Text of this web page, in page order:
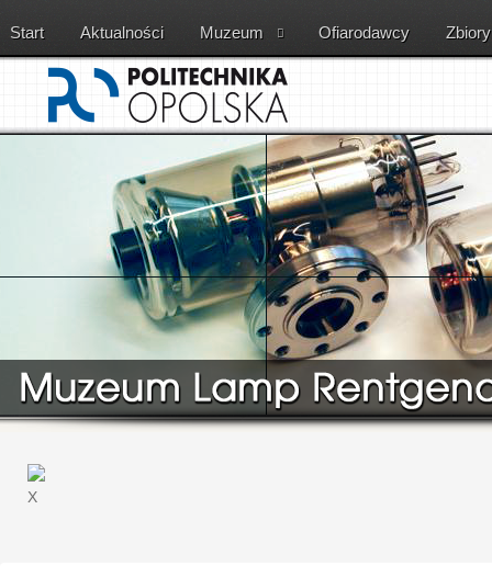
Start Aktualności Muzeum Ofiarodawcy Zbiory
X